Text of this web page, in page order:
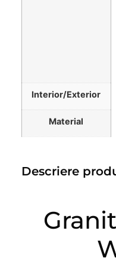
Interior/Exterior
Material
Descriere